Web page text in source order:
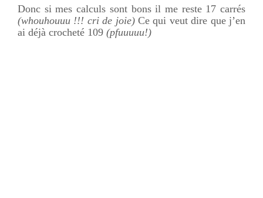
Donc si mes calculs sont bons il me reste 17 carrés
(whouhouuu !!! cri de joie)Ce qui veut dire que j’en
ai déjà crocheté 109 (pfuuuuu!)